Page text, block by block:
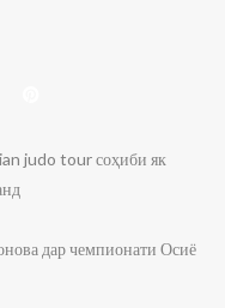
judo tour соҳиби як
дар чемпионати Осиё